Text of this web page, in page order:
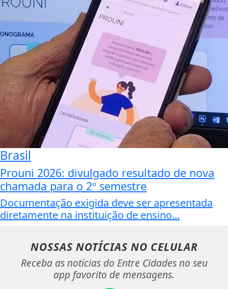
Brasil
Prouni 2026: divulgado resultado de nova
chamada para o 2º semestre
Documentação exigida deve ser apresentada
diretamente na instituição de ensino...
NOSSAS NOTÍCIAS NO CELULAR
Receba as notícias do Entre Cidades no seu
app favorito de mensagens.